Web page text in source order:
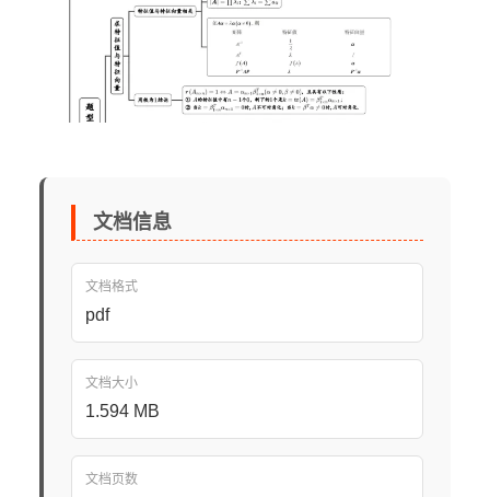
文档信息
文档格式
pdf
文档大小
1.594 MB
文档页数